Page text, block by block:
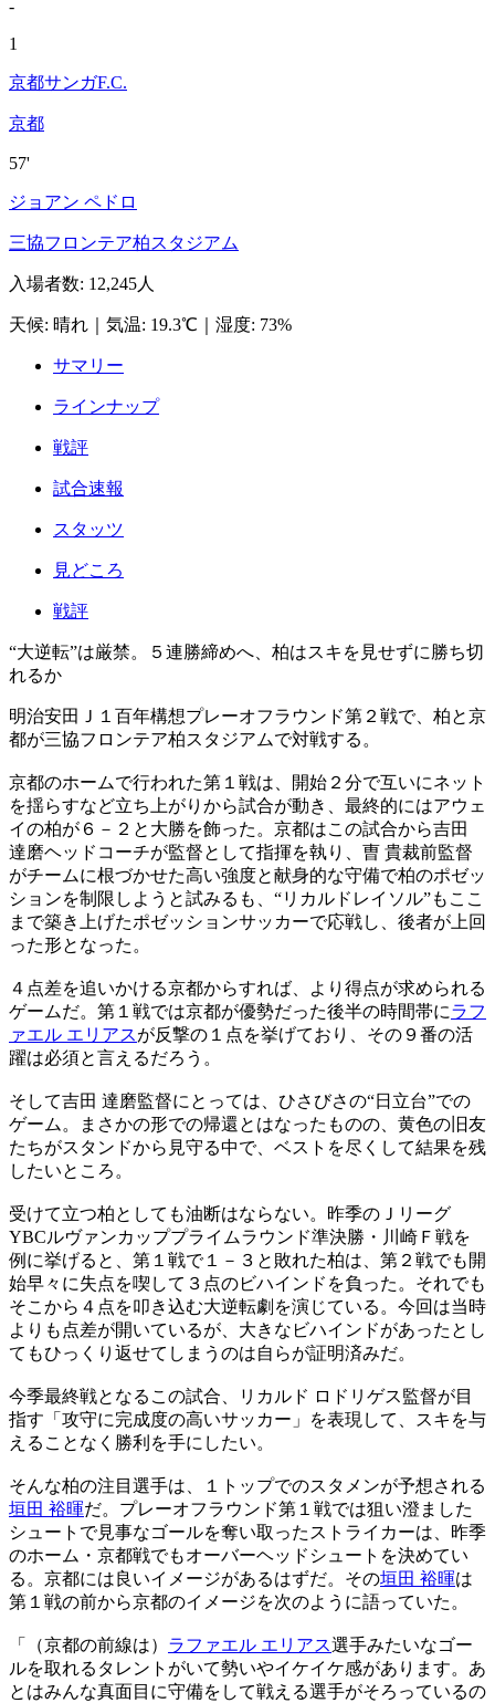
-
1
京都サンガF.C.
京都
57'
ジョアン ペドロ
三協フロンテア柏スタジアム
入場者数: 12,245人
天候: 晴れ 気温: 19.3℃ 湿度: 73%
サマリー
ラインナップ
戦評
試合速報
スタッツ
見どころ
戦評
“大逆転”は厳禁。５連勝締めへ、柏はスキを見せずに勝ち切
れるか
明治安田Ｊ１百年構想プレーオフラウンド第２戦で、柏と京
都が三協フロンテア柏スタジアムで対戦する。
京都のホームで行われた第１戦は、開始２分で互いにネット
を揺らすなど立ち上がりから試合が動き、最終的にはアウェ
イの柏が６－２と大勝を飾った。京都はこの試合から吉田
達磨ヘッドコーチが監督として指揮を執り、曺 貴裁前監督
がチームに根づかせた高い強度と献身的な守備で柏のポゼッ
ションを制限しようと試みるも、“リカルドレイソル”もここ
まで築き上げたポゼッションサッカーで応戦し、後者が上回
った形となった。
４点差を追いかける京都からすれば、より得点が求められる
ゲームだ。第１戦では京都が優勢だった後半の時間帯にラフ
ァエル エリアスが反撃の１点を挙げており、その９番の活
躍は必須と言えるだろう。
そして吉田 達磨監督にとっては、ひさびさの“日立台”での
ゲーム。まさかの形での帰還とはなったものの、黄色の旧友
たちがスタンドから見守る中で、ベストを尽くして結果を残
したいところ。
受けて立つ柏としても油断はならない。昨季のＪリーグ
YBCルヴァンカッププライムラウンド準決勝・川崎Ｆ戦を
例に挙げると、第１戦で１－３と敗れた柏は、第２戦でも開
始早々に失点を喫して３点のビハインドを負った。それでも
そこから４点を叩き込む大逆転劇を演じている。今回は当時
よりも点差が開いているが、大きなビハインドがあったとし
てもひっくり返せてしまうのは自らが証明済みだ。
今季最終戦となるこの試合、リカルド ロドリゲス監督が目
指す「攻守に完成度の高いサッカー」を表現して、スキを与
えることなく勝利を手にしたい。
そんな柏の注目選手は、１トップでのスタメンが予想される
垣田 裕暉だ。プレーオフラウンド第１戦では狙い澄ました
シュートで見事なゴールを奪い取ったストライカーは、昨季
のホーム・京都戦でもオーバーヘッドシュートを決めてい
る。京都には良いイメージがあるはずだ。その垣田 裕暉は
第１戦の前から京都のイメージを次のように語っていた。
「（京都の前線は） ラファエル エリアス選手みたいなゴー
ルを取れるタレントがいて勢いやイケイケ感があります。あ
とはみんな真面目に守備をして戦える選手がそろっているの